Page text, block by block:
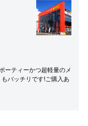
ーティーかつ超軽量のメ
バッチリです!ご購入あ